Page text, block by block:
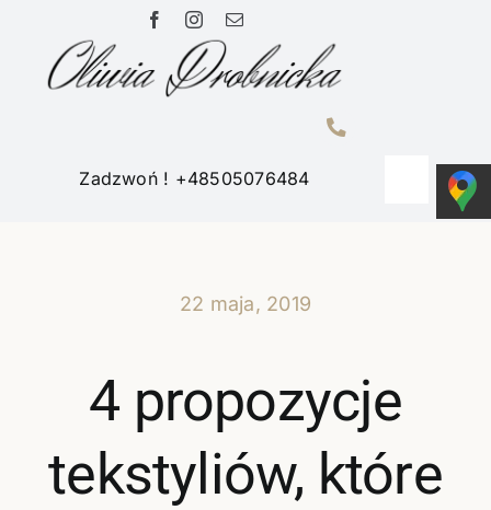
zawartości
Zadzwoń ! +48505076484
Toggle
Oferta
22 maja, 2019
4 propozycje
tekstyliów, które